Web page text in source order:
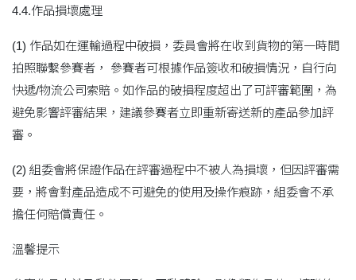
4.4.作品損壞處理
(1) 作品如在運輸過程中破損，委員會將在收到貨物的第一時間
拍照聯繫參賽者， 參賽者可根據作品簽收和破損情況，自行向
快遞/物流公司索賠。如作品的破損程度超出了可評審範圍，為
避免影響評審結果，建議參賽者立即重新寄送新的產品參加評
審。
(2) 組委會將保證作品在評審過程中不被人為損壞，但因評審需
要，將會對產品造成不可避免的使用及操作痕跡，組委會不承
擔任何賠償責任。
溫馨提示